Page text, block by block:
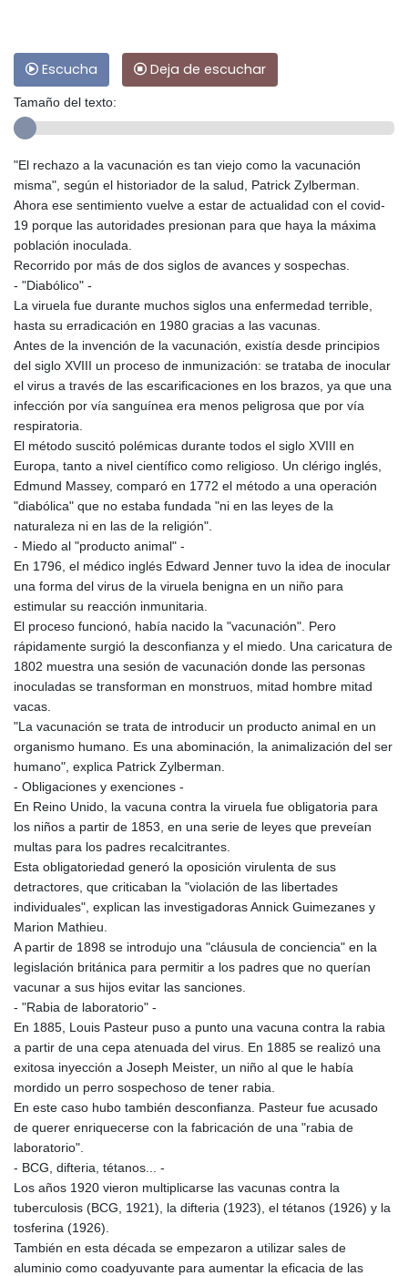
Escucha Deja de escuchar
Tamaño del texto:
"El rechazo a la vacunación es tan viejo como la vacunación
misma", según el historiador de la salud, Patrick Zylberman.
Ahora ese sentimiento vuelve a estar de actualidad con el covid-
19 porque las autoridades presionan para que haya la máxima
población inoculada.
Recorrido por más de dos siglos de avances y sospechas.
- "Diabólico" -
La viruela fue durante muchos siglos una enfermedad terrible,
hasta su erradicación en 1980 gracias a las vacunas.
Antes de la invención de la vacunación, existía desde principios
del siglo XVIII un proceso de inmunización: se trataba de inocular
el virus a través de las escarificaciones en los brazos, ya que una
infección por vía sanguínea era menos peligrosa que por vía
respiratoria.
El método suscitó polémicas durante todos el siglo XVIII en
Europa, tanto a nivel científico como religioso. Un clérigo inglés,
Edmund Massey, comparó en 1772 el método a una operación
"diabólica" que no estaba fundada "ni en las leyes de la
naturaleza ni en las de la religión".
- Miedo al "producto animal" -
En 1796, el médico inglés Edward Jenner tuvo la idea de inocular
una forma del virus de la viruela benigna en un niño para
estimular su reacción inmunitaria.
El proceso funcionó, había nacido la "vacunación". Pero
rápidamente surgió la desconfianza y el miedo. Una caricatura de
1802 muestra una sesión de vacunación donde las personas
inoculadas se transforman en monstruos, mitad hombre mitad
vacas.
"La vacunación se trata de introducir un producto animal en un
organismo humano. Es una abominación, la animalización del ser
humano", explica Patrick Zylberman.
- Obligaciones y exenciones -
En Reino Unido, la vacuna contra la viruela fue obligatoria para
los niños a partir de 1853, en una serie de leyes que preveían
multas para los padres recalcitrantes.
Esta obligatoriedad generó la oposición virulenta de sus
detractores, que criticaban la "violación de las libertades
individuales", explican las investigadoras Annick Guimezanes y
Marion Mathieu.
A partir de 1898 se introdujo una "cláusula de conciencia" en la
legislación británica para permitir a los padres que no querían
vacunar a sus hijos evitar las sanciones.
- "Rabia de laboratorio" -
En 1885, Louis Pasteur puso a punto una vacuna contra la rabia
a partir de una cepa atenuada del virus. En 1885 se realizó una
exitosa inyección a Joseph Meister, un niño al que le había
mordido un perro sospechoso de tener rabia.
En este caso hubo también desconfianza. Pasteur fue acusado
de querer enriquecerse con la fabricación de una "rabia de
laboratorio".
- BCG, difteria, tétanos... -
Los años 1920 vieron multiplicarse las vacunas contra la
tuberculosis (BCG, 1921), la difteria (1923), el tétanos (1926) y la
tosferina (1926).
También en esta década se empezaron a utilizar sales de
aluminio como coadyuvante para aumentar la eficacia de las